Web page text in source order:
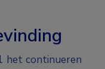
het continueren